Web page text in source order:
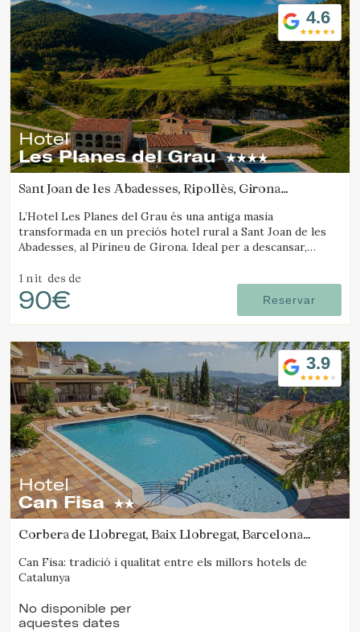
4.6
Hotel
Les Planes del Grau
Sant Joan de les Abadesses, Ripollès, Girona
L’Hotel Les Planes del Grau és una antiga masia
transformada en un preciós hotel rural a Sant Joan de les
Abadesses, al Pirineu de Girona. Ideal per a descansar,
1 nit des de
90€ Reservar
3.9
Hotel
Can Fisa
Corbera de Llobregat, Baix Llobregat, Barcelona
Can Fisa: tradició i qualitat entre els millors hotels de
Catalunya
No disponible per
aquestes dates